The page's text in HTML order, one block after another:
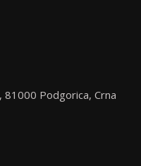
81000 Podgorica, Crna